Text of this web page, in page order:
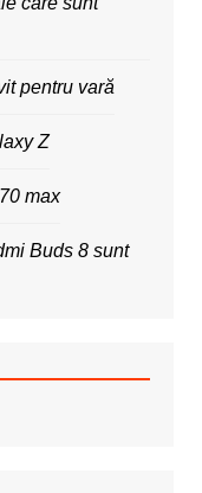
pentru vară
Z
max
Buds 8 sunt